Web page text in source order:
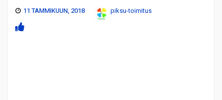
11 TAMMIKUUN, 2018 piksu-toimitus